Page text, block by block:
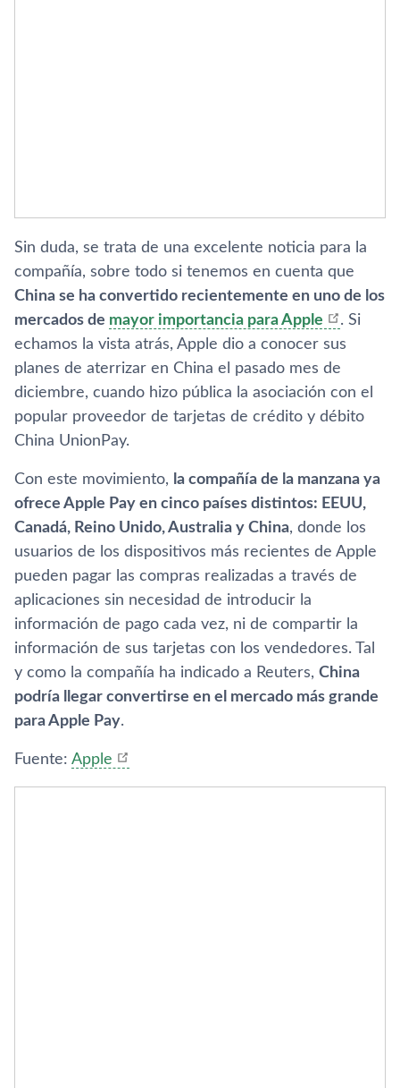
Sin duda, se trata de una excelente noticia para la
compañí­a, sobre todo si tenemos en cuenta que
China se ha convertido recientemente en uno de los
mercados de mayor importancia para Apple
. Si
echamos la vista atrás, Apple dio a conocer sus
planes de aterrizar en China el pasado mes de
diciembre, cuando hizo pública la asociación con el
popular proveedor de tarjetas de crédito y débito
China UnionPay.
Con este movimiento, la compañí­a de la manzana ya
ofrece Apple Pay en cinco paí­ses distintos: EEUU,
Canadá, Reino Unido, Australia y China, donde los
usuarios de los dispositivos más recientes de Apple
pueden pagar las compras realizadas a través de
aplicaciones sin necesidad de introducir la
información de pago cada vez, ni de compartir la
información de sus tarjetas con los vendedores. Tal
y como la compañí­a ha indicado a Reuters, China
podrí­a llegar convertirse en el mercado más grande
para Apple Pay.
Fuente: Apple